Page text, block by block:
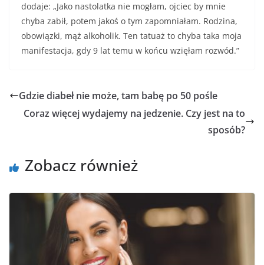
dodaje: „Jako nastolatka nie mogłam, ojciec by mnie
chyba zabił, potem jakoś o tym zapomniałam. Rodzina,
obowiązki, mąż alkoholik. Ten tatuaż to chyba taka moja
manifestacja, gdy 9 lat temu w końcu wzięłam rozwód.”
Gdzie diabeł nie może, tam babę po 50 pośle
Coraz więcej wydajemy na jedzenie. Czy jest na to
sposób?
Zobacz również